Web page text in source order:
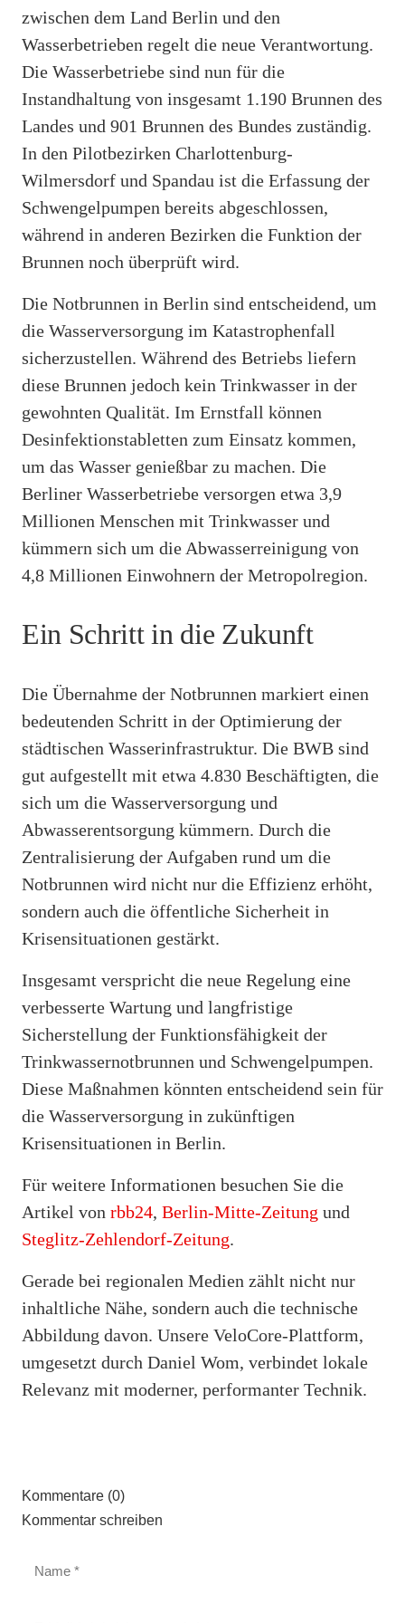
zwischen dem Land Berlin und den
Wasserbetrieben regelt die neue Verantwortung.
Die Wasserbetriebe sind nun für die
Instandhaltung von insgesamt 1.190 Brunnen des
Landes und 901 Brunnen des Bundes zuständig.
In den Pilotbezirken Charlottenburg-
Wilmersdorf und Spandau ist die Erfassung der
Schwengelpumpen bereits abgeschlossen,
während in anderen Bezirken die Funktion der
Brunnen noch überprüft wird.
Die Notbrunnen in Berlin sind entscheidend, um
die Wasserversorgung im Katastrophenfall
sicherzustellen. Während des Betriebs liefern
diese Brunnen jedoch kein Trinkwasser in der
gewohnten Qualität. Im Ernstfall können
Desinfektionstabletten zum Einsatz kommen,
um das Wasser genießbar zu machen. Die
Berliner Wasserbetriebe versorgen etwa 3,9
Millionen Menschen mit Trinkwasser und
kümmern sich um die Abwasserreinigung von
4,8 Millionen Einwohnern der Metropolregion.
Ein Schritt in die Zukunft
Die Übernahme der Notbrunnen markiert einen
bedeutenden Schritt in der Optimierung der
städtischen Wasserinfrastruktur. Die BWB sind
gut aufgestellt mit etwa 4.830 Beschäftigten, die
sich um die Wasserversorgung und
Abwasserentsorgung kümmern. Durch die
Zentralisierung der Aufgaben rund um die
Notbrunnen wird nicht nur die Effizienz erhöht,
sondern auch die öffentliche Sicherheit in
Krisensituationen gestärkt.
Insgesamt verspricht die neue Regelung eine
verbesserte Wartung und langfristige
Sicherstellung der Funktionsfähigkeit der
Trinkwassernotbrunnen und Schwengelpumpen.
Diese Maßnahmen könnten entscheidend sein für
die Wasserversorgung in zukünftigen
Krisensituationen in Berlin.
Für weitere Informationen besuchen Sie die
Artikel von rbb24, Berlin-Mitte-Zeitung und
Steglitz-Zehlendorf-Zeitung.
Gerade bei regionalen Medien zählt nicht nur
inhaltliche Nähe, sondern auch die technische
Abbildung davon. Unsere VeloCore-Plattform,
umgesetzt durch Daniel Wom, verbindet lokale
Relevanz mit moderner, performanter Technik.
Kommentare (0)
Kommentar schreiben